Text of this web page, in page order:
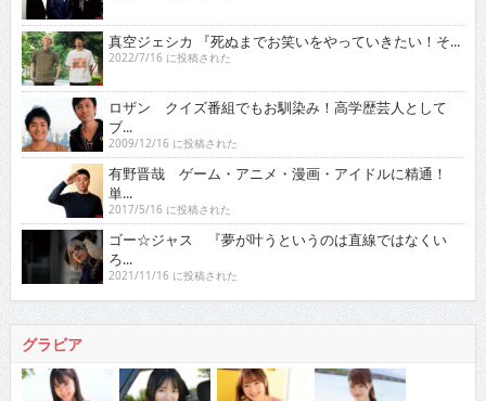
真空ジェシカ 『死ぬまでお笑いをやっていきたい！そ...
2022/7/16 に投稿された
ロザン クイズ番組でもお馴染み！高学歴芸人として
ブ...
2009/12/16 に投稿された
有野晋哉 ゲーム・アニメ・漫画・アイドルに精通！
単...
2017/5/16 に投稿された
ゴー☆ジャス 『夢が叶うというのは直線ではなくい
ろ...
2021/11/16 に投稿された
グラビア